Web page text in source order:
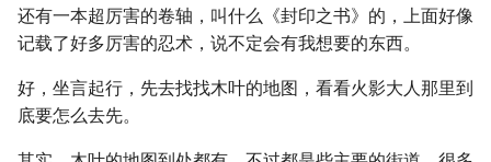
还有一本超厉害的卷轴，叫什么《封印之书》的，上面好像
记载了好多厉害的忍术，说不定会有我想要的东西。
好，坐言起行，先去找找木叶的地图，看看火影大人那里到
底要怎么去先。